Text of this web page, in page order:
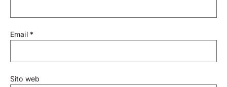
Email *
Sito web